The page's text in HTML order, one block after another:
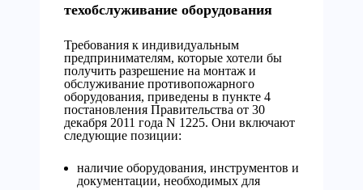
техобслуживание оборудования
Требования к индивидуальным
предпринимателям, которые хотели бы
получить разрешение на монтаж и
обслуживание противопожарного
оборудования, приведены в пункте 4
постановления Правительства от 30
декабря 2011 года N 1225. Они включают
следующие позиции:
наличие оборудования, инструментов и
документации, необходимых для